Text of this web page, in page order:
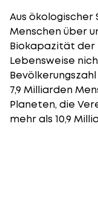
Aus
Menschen über
Biokapazität der
Lebensweise
7,9 Milliarden
Planeten, die
mehr als 10,9